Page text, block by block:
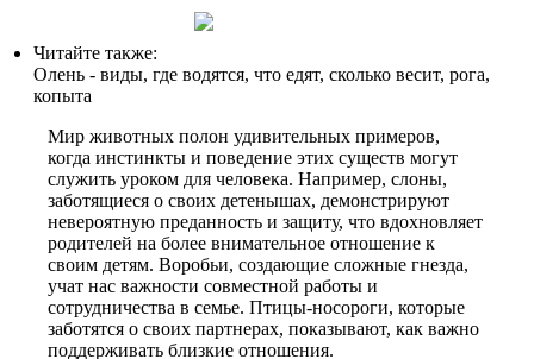
Читайте также:
Олень - виды, где водятся, что едят, сколько весит, рога,
копыта
Мир животных полон удивительных примеров,
когда инстинкты и поведение этих существ могут
служить уроком для человека. Например, слоны,
заботящиеся о своих детенышах, демонстрируют
невероятную преданность и защиту, что вдохновляет
родителей на более внимательное отношение к
своим детям. Воробьи, создающие сложные гнезда,
учат нас важности совместной работы и
сотрудничества в семье. Птицы-носороги, которые
заботятся о своих партнерах, показывают, как важно
поддерживать близкие отношения.